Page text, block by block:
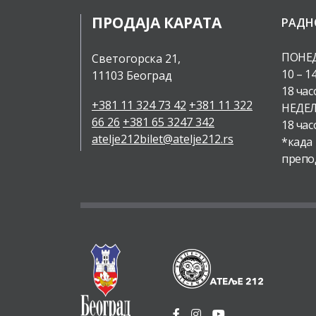
ПРОДАЈА КАРАТА
Светогорска 21,
11103 Београд
+381 11 324 73 42 +381 11 322
66 26 +381 65 3247 342
atelje212bilet@atelje212.rs
10 –
18
18
*када